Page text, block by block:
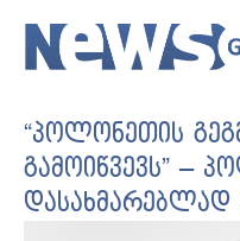
“პოლონეთის
გამოიწვევს” –
დასახმარებლად